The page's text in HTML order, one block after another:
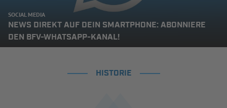
SOCIAL MEDIA
NEWS DIREKT AUF DEIN SMARTPHONE: ABONNIERE
DEN BFV-WHATSAPP-KANAL!
HISTORIE